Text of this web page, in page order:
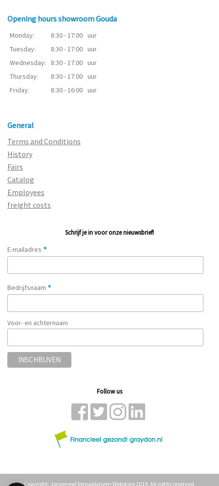
Opening hours showroom Gouda
Monday: 8:30 - 17:00 uur
Tuesday:
8:30 - 17:00 uur
Wednesday:
8:30 - 17:00 uur
Thursday:
8:30 - 17:00 uur
Friday:
8:30 - 16:00 uur
General
Terms and Conditions
History
Fairs
Catalog
Employees
freight costs
Schrijf je in voor onze nieuwsbrief!
E-mailadres *
Bedrijfsnaam *
Voor- en achternaam
Follow us
Copyright: Jongeneel Verpakkingen Webstore 2019. All rights reserved.